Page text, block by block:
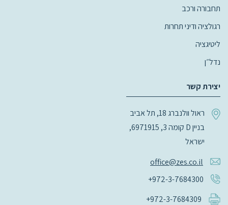
תחבורה ורכב
רגולציה ודיני תחרות
ליטיגציה
נדל״ן
יצירת קשר
ראול וולנברג 18, תל אביב
בניין D קומה 3, 6971915,
ישראל
office@zes.co.il
+972-3-7684300
+972-3-7684309